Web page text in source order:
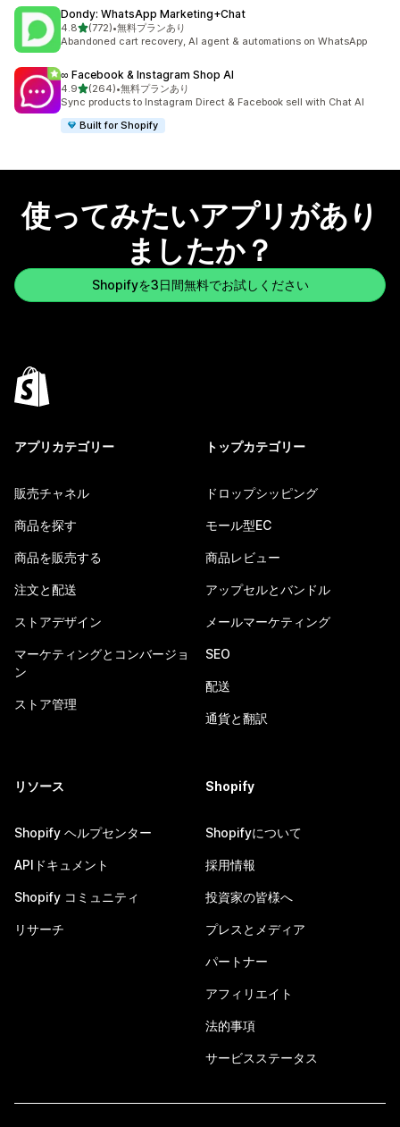
Dondy: WhatsApp Marketing+Chat
4.85つ星中
(772)
合計レビュー数：772件
•無料プランあり
Abandoned cart recovery, AI agent & automations on WhatsApp
∞ Facebook & Instagram Shop AI
4.95つ星中
(264)
合計レビュー数：264件
•無料プランあり
Sync products to Instagram Direct & Facebook sell with Chat AI
Built for Shopify
使ってみたいアプリがあり
ましたか？
Shopifyを3日間無料でお試しください
アプリカテゴリー
販売チャネル
商品を探す
商品を販売する
注文と配送
ストアデザイン
マーケティングとコンバージョ
ン
ストア管理
トップカテゴリー
ドロップシッピング
モール型EC
商品レビュー
アップセルとバンドル
メールマーケティング
SEO
配送
通貨と翻訳
リソース
Shopify ヘルプセンター
APIドキュメント
Shopify コミュニティ
リサーチ
Shopify
Shopifyについて
採用情報
投資家の皆様へ
プレスとメディア
パートナー
アフィリエイト
法的事項
サービスステータス